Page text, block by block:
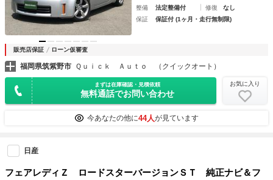
整備
法定整備付 修復
なし
保証
保証付 (1ヶ月・走行無制限)
販売店保証 ローン仮審査
福岡県筑紫野市 Ｑｕｉｃｋ Ａｕｔｏ （クイックオート）
まずは在庫確認・見積依頼
無料通話でお問い合わせ
お気に入り
今あなたの他に44人が見ています
日産
フェアレディＺ ロードスターバージョンＳＴ 純正ナビ＆フ